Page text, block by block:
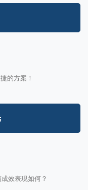
的方案！
效表現如何？